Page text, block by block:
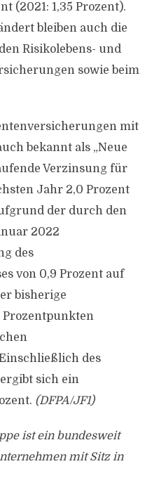
(2021: 1,35 Prozent).
bleiben auch die
Risikolebens- und
sowie beim
mit
bekannt als „Neue
Verzinsung für
Jahr 2,0 Prozent
der durch den
2022
des
von 0,9 Prozent auf
bisherige
Prozentpunkten
des
sich ein
(DFPA/JF1)
ist ein bundesweit
mit Sitz in